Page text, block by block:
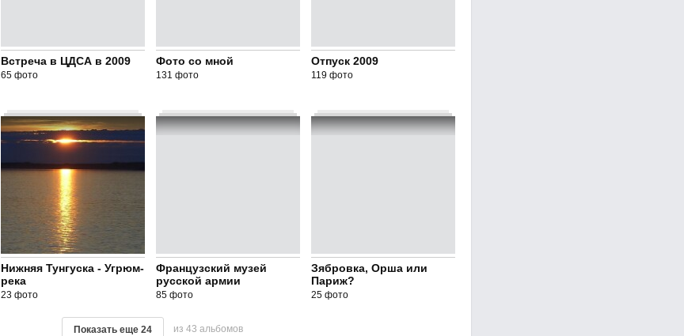
Встреча в ЦДСА в 2009
65 фото
Фото со мной
131 фото
Отпуск 2009
119 фото
Нижняя Тунгуска - Угрюм-
река
23 фото
Французский музей
русской армии
85 фото
Зябровка, Орша или
Париж?
25 фото
Показать еще 24 из 43 альбомов